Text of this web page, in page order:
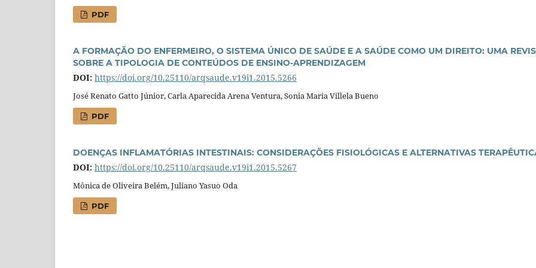
PDF
A FORMAÇÃO DO ENFERMEIRO, O SISTEMA ÚNICO DE SAÚDE E A SAÚDE COMO UM DIREITO: UMA
SOBRE A TIPOLOGIA DE CONTEÚDOS DE ENSINO-APRENDIZAGEM
DOI: https://doi.org/10.25110/arqsaude.v19i1.2015.5266
José Renato Gatto Júnior, Carla Aparecida Arena Ventura, Sonia Maria Villela Bueno
PDF
DOENÇAS INFLAMATÓRIAS INTESTINAIS: CONSIDERAÇÕES FISIOLÓGICAS E ALTERNATIVAS
DOI: https://doi.org/10.25110/arqsaude.v19i1.2015.5267
Mônica de Oliveira Belém, Juliano Yasuo Oda
PDF